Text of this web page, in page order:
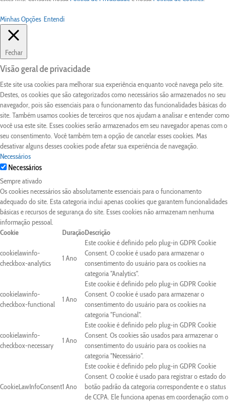
Minhas Opções Entendi
Fechar
Visão geral de privacidade
Este site usa cookies para melhorar sua experiência enquanto você navega pelo site.
Destes, os cookies que são categorizados como necessários são armazenados no seu
navegador, pois são essenciais para o funcionamento das funcionalidades básicas do
site. Também usamos cookies de terceiros que nos ajudam a analisar e entender como
você usa este site. Esses cookies serão armazenados em seu navegador apenas com o
seu consentimento. Você também tem a opção de cancelar esses cookies. Mas
desativar alguns desses cookies pode afetar sua experiência de navegação.
Necessários
Necessários
Sempre ativado
Os cookies necessários são absolutamente essenciais para o funcionamento
adequado do site. Esta categoria inclui apenas cookies que garantem funcionalidades
básicas e recursos de segurança do site. Esses cookies não armazenam nenhuma
informação pessoal.
Cookie
DuraçãoDescrição
cookielawinfo-
checkbox-analytics
1 Ano
Este cookie é definido pelo plug-in GDPR Cookie
Consent. O cookie é usado para armazenar o
consentimento do usuário para os cookies na
categoria "Analytics".
cookielawinfo-
checkbox-functional
1 Ano
Este cookie é definido pelo plug-in GDPR Cookie
Consent. O cookie é usado para armazenar o
consentimento do usuário para os cookies na
categoria "Funcional".
cookielawinfo-
checkbox-necessary
1 Ano
Este cookie é definido pelo plug-in GDPR Cookie
Consent. Os cookies são usados para armazenar o
consentimento do usuário para os cookies na
categoria "Necessário".
CookieLawInfoConsent1 Ano
Este cookie é definido pelo plug-in GDPR Cookie
Consent. O cookie é usado para registrar o estado do
botão padrão da categoria correspondente e o status
de CCPA. Ele funciona apenas em coordenação com o